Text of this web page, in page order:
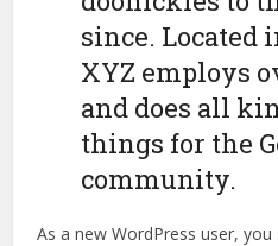
since. Located
XYZ employs
and does all
things for the
community.
As a new WordPress user,